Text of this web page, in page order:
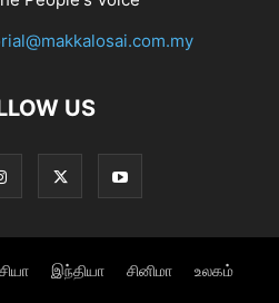
US
இந்தியா சினிமா உலகம்